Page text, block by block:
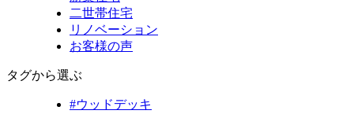
二世帯住宅
リノベーション
お客様の声
タグから選ぶ
#ウッドデッキ